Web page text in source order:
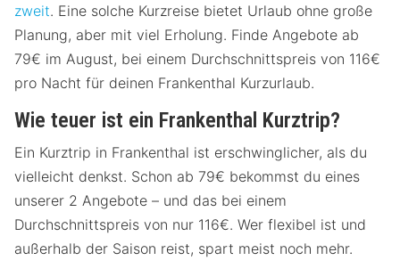
zweit. Eine solche Kurzreise bietet Urlaub ohne große
Planung, aber mit viel Erholung. Finde Angebote ab
79€ im August, bei einem Durchschnittspreis von 116€
pro Nacht für deinen Frankenthal Kurzurlaub.
Wie teuer ist ein Frankenthal Kurztrip?
Ein Kurztrip in Frankenthal ist erschwinglicher, als du
vielleicht denkst. Schon ab 79€ bekommst du eines
unserer 2 Angebote – und das bei einem
Durchschnittspreis von nur 116€. Wer flexibel ist und
außerhalb der Saison reist, spart meist noch mehr.